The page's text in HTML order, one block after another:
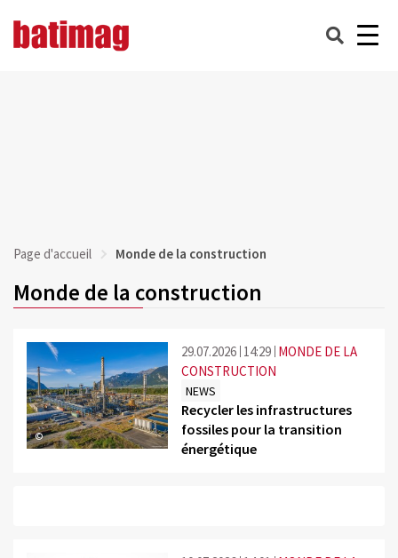
Page d'accueil Monde de la construction
Monde de la construction
©
29.07.2026 14:29 MONDE DE LA
CONSTRUCTION
NEWS
Recycler les infrastructures
fossiles pour la transition
énergétique